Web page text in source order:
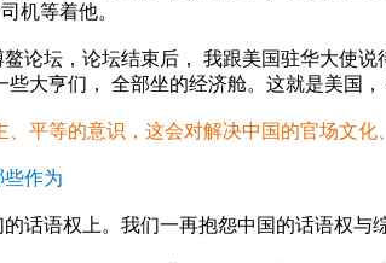
机等着他。
坛，论坛结束后， 我跟美国驻华大使说
大亨们， 全部坐的经济舱。这就是美国，
平等的意识，这会对解决中国的官场文化
作为
语权上。我们一再抱怨中国的话语权与